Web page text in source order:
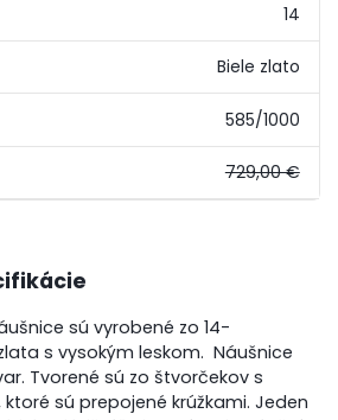
14
Biele zlato
585/1000
729,00 €
sú vyrobené zo 14-
s vysokým leskom. Náušnice
Tvorené sú zo štvorčekov s
sú prepojené krúžkami. Jeden